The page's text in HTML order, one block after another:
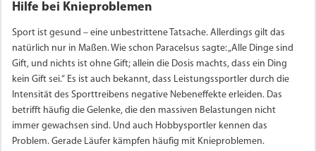
Hilfe bei Knieproblemen
Sport ist gesund – eine unbestrittene Tatsache. Allerdings gilt das
natürlich nur in Maßen. Wie schon Paracelsus sagte: „Alle Dinge sind
Gift, und nichts ist ohne Gift; allein die Dosis machts, dass ein Ding
kein Gift sei.“ Es ist auch bekannt, dass Leistungssportler durch die
Intensität des Sporttreibens negative Nebeneffekte erleiden. Das
betrifft häufig die Gelenke, die den massiven Belastungen nicht
immer gewachsen sind. Und auch Hobbysportler kennen das
Problem. Gerade Läufer kämpfen häufig mit Knieproblemen.